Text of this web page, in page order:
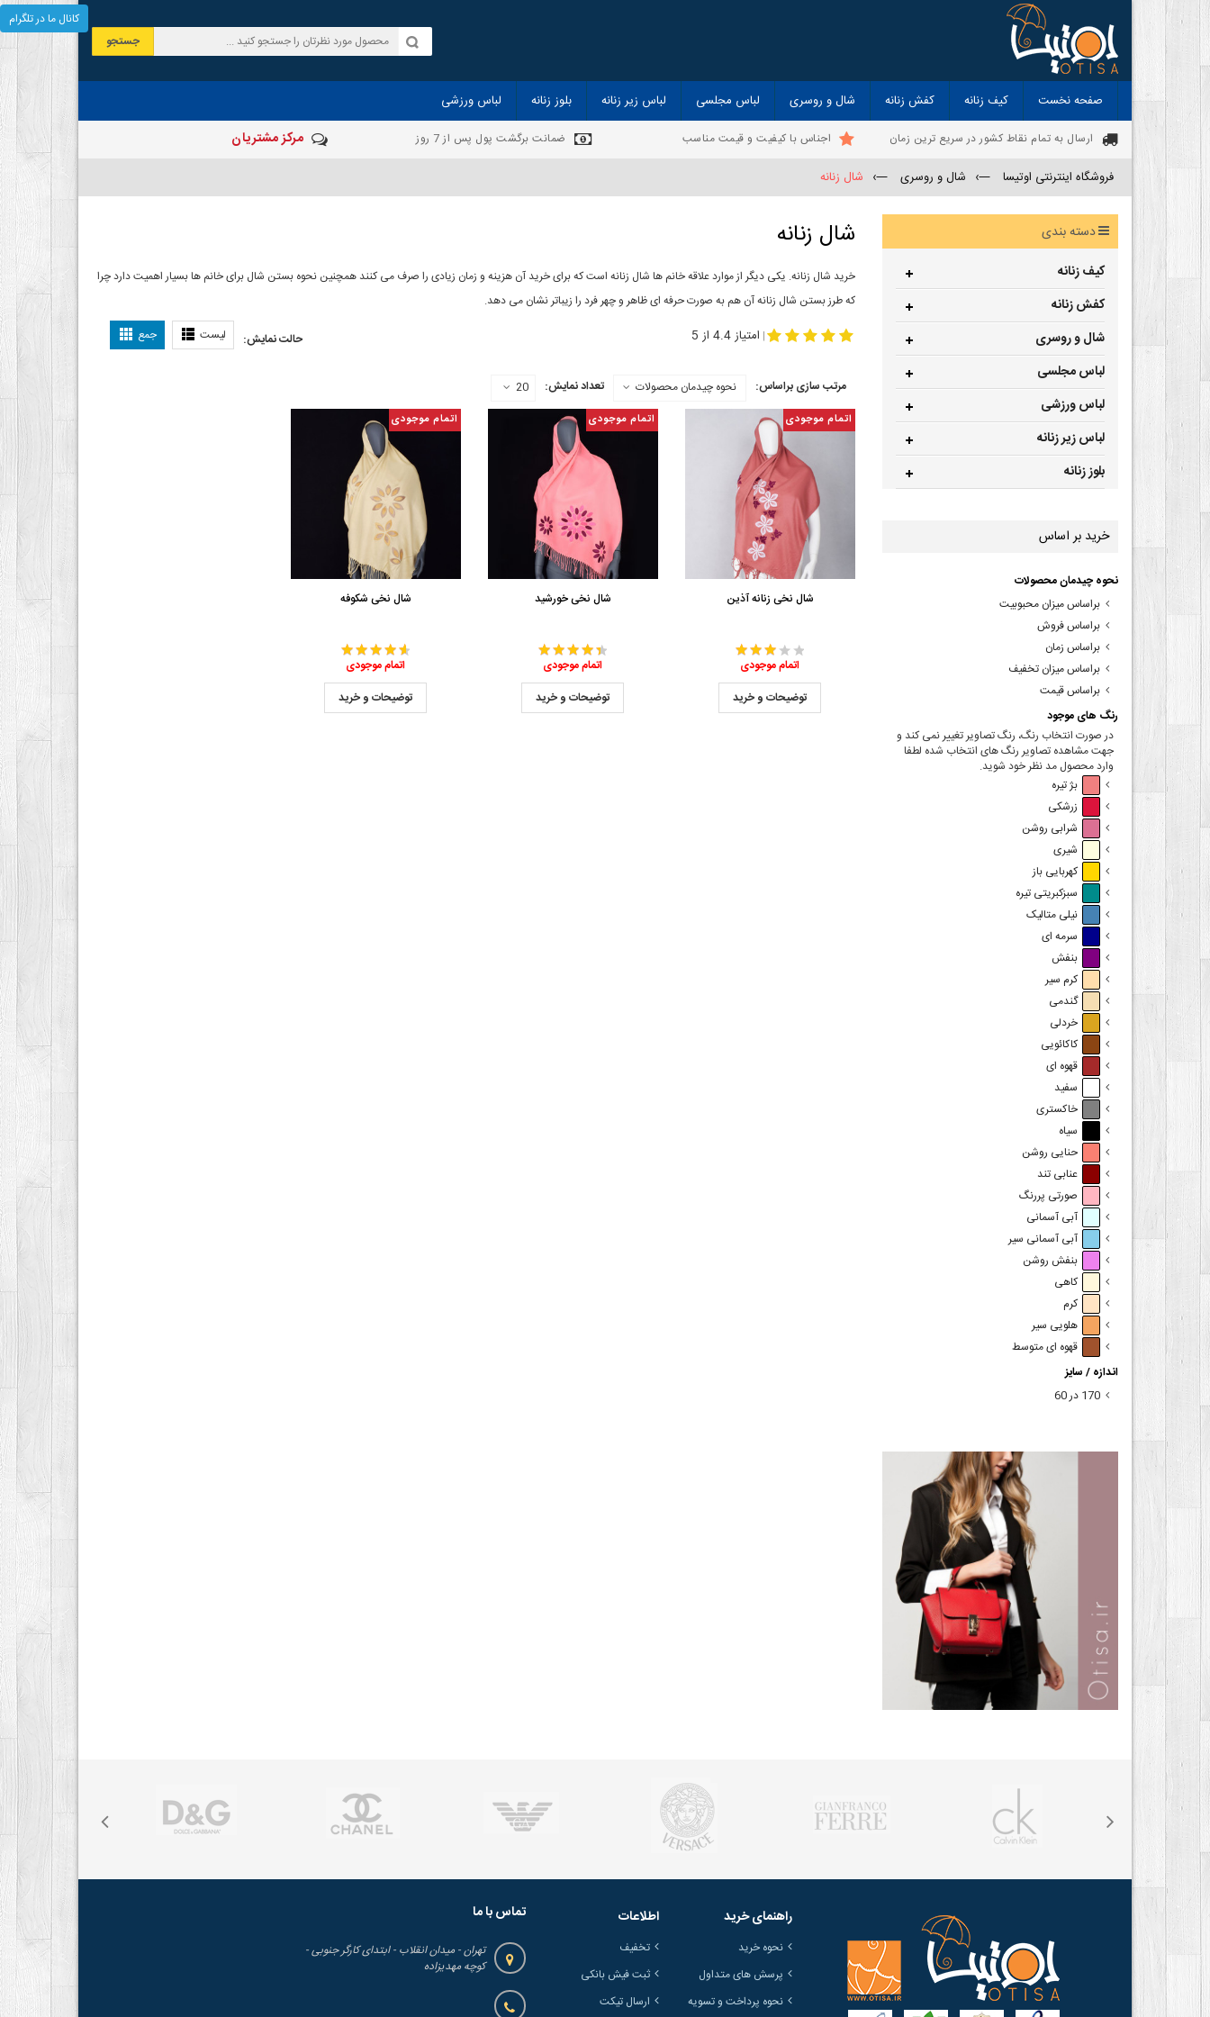
جستجو
صفحه نخست کیف زنانه کفش زنانه شال و روسری لباس مجلسی لباس زیر زنانه بلوز زنانه لباس ورزشی
ارسال به تمام نقاط کشور در سریع ترین زمان اجناس با کیفیت و قیمت مناسب ضمانت برگشت پول پس از 7 روز مرکز مشتریان
فروشگاه اینترنتی اوتیسا —› شال و روسری —› شال زنانه
شال زنانه
خرید شال زنانه. یکی دیگر از موارد علاقه خانم ها شال زنانه است که برای خرید آن هزینه و زمان زیادی را صرف می کنند همچنین نحوه بستن شال برای خانم ها بسیار اهمیت دارد چرا
که طرز بستن شال زنانه آن هم به صورت حرفه ای ظاهر و چهر فرد را زیباتر نشان می دهد.
حالت نمایش: لیست جمع | امتیاز 4.4 از 5
مرتب سازی براساس: نحوه چیدمان محصولات تعداد نمایش: 20
اتمام موجودی
شال نخی زنانه آذین
اتمام موجودی
توضیحات و خرید
اتمام موجودی
شال نخی خورشید
اتمام موجودی
توضیحات و خرید
اتمام موجودی
شال نخی شکوفه
اتمام موجودی
توضیحات و خرید
دسته بندی
کیف زنانه
کفش زنانه
شال و روسری
لباس مجلسی
لباس ورزشی
لباس زیر زنانه
بلوز زنانه
خرید بر اساس
نحوه چیدمان محصولات
براساس میزان محبوبیت
براساس فروش
براساس زمان
براساس میزان تخفیف
براساس قیمت
رنگ های موجود
در صورت انتخاب رنگ، رنگ تصاویر تغییر نمی کند و
جهت مشاهده تصاویر رنگ های انتخاب شده لطفا
وارد محصول مد نظر خود شوید.
بژ تیره
زرشکی
شرابی روشن
شیری
کهربایی باز
سبزکبریتی تیره
نیلی متالیک
سرمه ای
بنفش
کرم سیر
گندمی
خردلی
کاکائویی
قهوه ای
سفید
خاکستری
سیاه
حنایی روشن
عنابی تند
صورتی پررنگ
آبی آسمانی
آبی آسمانی سیر
بنفش روشن
کاهی
کرم
هلویی سیر
قهوه ای متوسط
اندازه / سایز
170 در 60
راهنمای خرید
نحوه خرید
پرسش های متداول
نحوه پرداخت و تسویه
اطلاعات
تخفیف
ثبت فیش بانکی
ارسال تیکت
تماس با ما
تهران - میدان انقلاب - ابتدای کارگر جنوبی -
کوچه مهدیزاده
کانال ما در تلگرام